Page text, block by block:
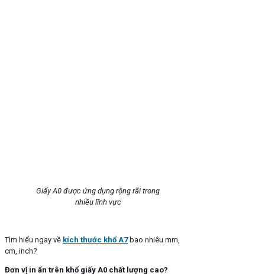
Giấy A0 được ứng dụng rộng rãi trong
nhiều lĩnh vực
Tìm hiểu ngay về kích thước khổ A7bao nhiêu mm,
cm, inch?
Đơn vị in ấn trên khổ giấy A0 chất lượng cao?